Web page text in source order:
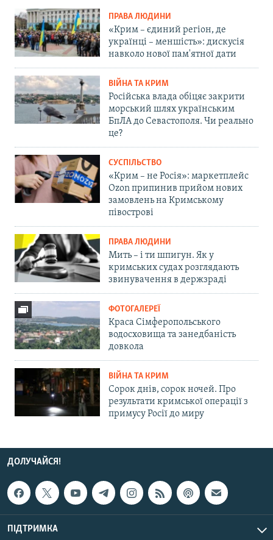
ПРАВА ЛЮДИНИ
«Крим – єдиний регіон, де
українці – меншість»: дискусія
навколо нової пам'ятної дати
ВІЙНА ТА КРИМ
Російська влада обіцяє закрити
морський шлях українським
БпЛА до Севастополя. Чи реально
це?
СУСПІЛЬСТВО
«Крим – не Росія»: маркетплейс
Ozon припинив прийом нових
замовлень на Кримському
півострові
ПРАВА ЛЮДИНИ
Мить – і ти шпигун. Як у
кримських судах розглядають
звинувачення в держзраді
ФОТОГАЛЕРЕЇ
Краса Сімферопольського
водосховища та занедбаність
довкола
ВІЙНА ТА КРИМ
Сорок днів, сорок ночей. Про
результати кримської операції з
примусу Росії до миру
ДОЛУЧАЙСЯ!
ПІДТРИМКА